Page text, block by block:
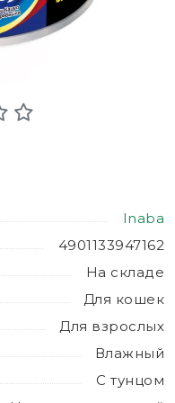
Inaba
4901133947162
На складе
Для кошек
Для взрослых
Влажный
С тунцом